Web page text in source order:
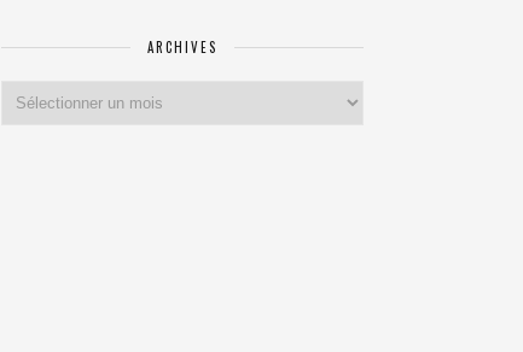
ARCHIVES